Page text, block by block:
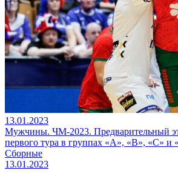
13.01.2023
Мужчины. ЧМ-2023. Предварительный
первого тура в группах «А», «В», «С» и
Сборные
13.01.2023